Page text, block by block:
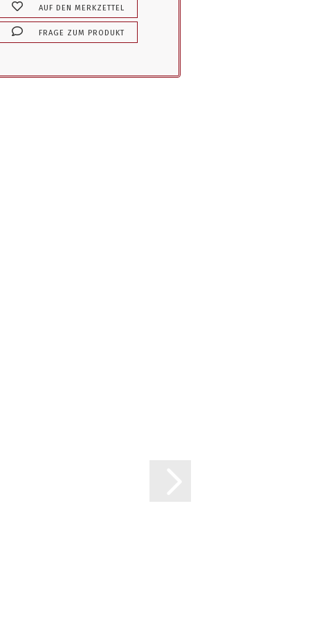
AUF DEN MERKZETTEL
FRAGE ZUM PRODUKT